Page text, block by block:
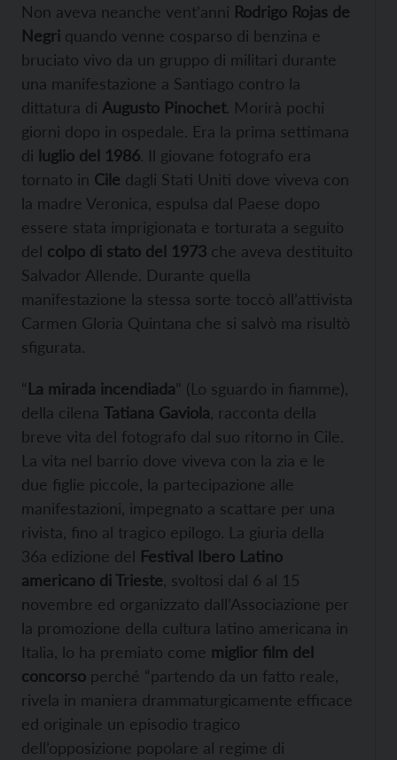
Non aveva neanche vent’anni Rodrigo Rojas de
Negri quando venne cosparso di benzina e
bruciato vivo da un gruppo di militari durante
una manifestazione a Santiago contro la
dittatura di Augusto Pinochet. Morirà pochi
giorni dopo in ospedale. Era la prima settimana
di luglio del 1986. Il giovane fotografo era
tornato in Cile dagli Stati Uniti dove viveva con
la madre Veronica, espulsa dal Paese dopo
essere stata imprigionata e torturata a seguito
del colpo di stato del 1973 che aveva destituito
Salvador Allende. Durante quella
manifestazione la stessa sorte toccò all’attivista
Carmen Gloria Quintana che si salvò ma risultò
sfigurata.
“La mirada incendiada” (Lo sguardo in fiamme),
della cilena Tatiana Gaviola , racconta della
breve vita del fotografo dal suo ritorno in Cile.
La vita nel barrio dove viveva con la zia e le
due figlie piccole, la partecipazione alle
manifestazioni, impegnato a scattare per una
rivista, fino al tragico epilogo. La giuria della
36a edizione del Festival Ibero Latino
americano di Trieste , svoltosi dal 6 al 15
novembre ed organizzato dall’Associazione per
la promozione della cultura latino americana in
Italia, lo ha premiato come miglior film del
concorso perché “partendo da un fatto reale,
rivela in maniera drammaturgicamente efficace
ed originale un episodio tragico
dell’opposizione popolare al regime di